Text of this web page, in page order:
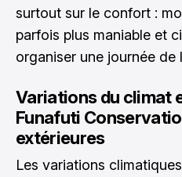
surtout sur le confort :
parfois plus maniable et
organiser une journée de
Variations du climat
Funafuti
extérieures
Les variations